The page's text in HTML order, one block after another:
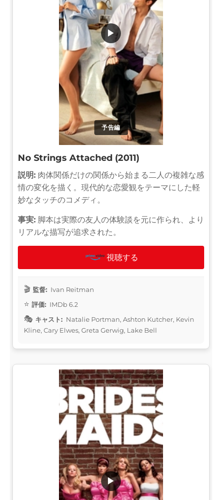
予告編
▶
No Strings Attached (2011)
説明: 肉体関係だけの関係から始まる二人の複雑な感
情の変化を描く。現代的な恋愛観をテーマにした軽
妙なタッチのコメディ。
事実: 脚本は実際の友人の体験談を元に作られ、より
リアルな描写が追求された。
視聴する
監督: Ivan Reitman
評価: IMDb 6.2
キャスト: Natalie Portman, Ashton Kutcher, Kevin
Kline, Cary Elwes, Greta Gerwig, Lake Bell
▶